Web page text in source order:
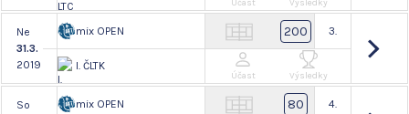
Účast Výsledky
Ne
31.3.
2019
mix OPEN
I. ČLTK
200 3.
Účast Výsledky
So
mix OPEN 80 4.